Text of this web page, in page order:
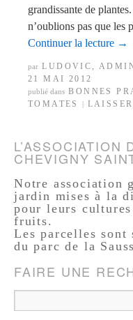
grandissante de
n’oublions pas que les
Continuer la lecture →
par LUDOVIC,
21 MAI 2012
publié dans BONNES
TOMATES
L’ASSOCIATION
CHEVIGNY
Notre association
jardin mises à la
pour leurs
fruits.
Les parcelles sont
du parc de la
FAIRE UNE